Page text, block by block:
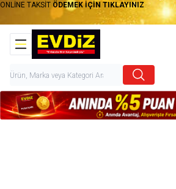
ONLİNE TAKSİT ÖDEMEK İÇİN TIKLAYINIZ